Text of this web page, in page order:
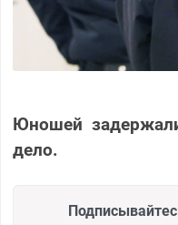
Юношей
дело.